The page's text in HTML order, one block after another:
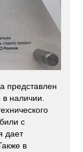
представлен
наличии.
с
дает
в